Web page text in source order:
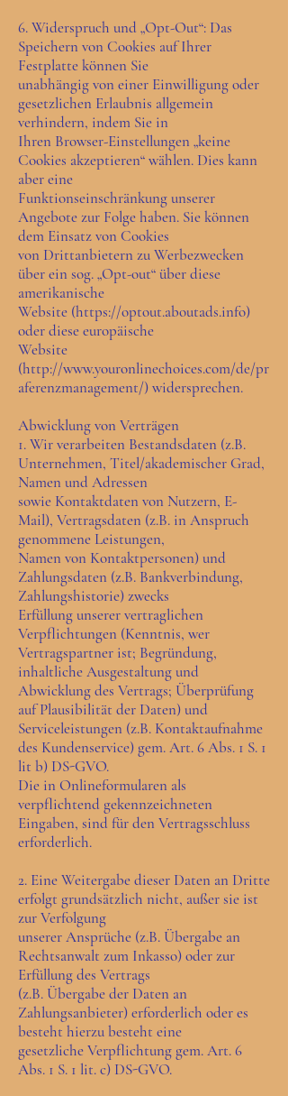
6. Widerspruch und „Opt-Out“: Das
Speichern von Cookies auf Ihrer
Festplatte können Sie
unabhängig von einer Einwilligung oder
gesetzlichen Erlaubnis allgemein
verhindern, indem Sie in
Ihren Browser-Einstellungen „keine
Cookies akzeptieren“ wählen. Dies kann
aber eine
Funktionseinschränkung unserer
Angebote zur Folge haben. Sie können
dem Einsatz von Cookies
von Drittanbietern zu Werbezwecken
über ein sog. „Opt-out“ über diese
amerikanische
Website (https://optout.aboutads.info)
oder diese europäische
Website
(http://www.youronlinechoices.com/de/pr
aferenzmanagement/) widersprechen.
Abwicklung von Verträgen
1. Wir verarbeiten Bestandsdaten (z.B.
Unternehmen, Titel/akademischer Grad,
Namen und Adressen
sowie Kontaktdaten von Nutzern, E-
Mail), Vertragsdaten (z.B. in Anspruch
genommene Leistungen,
Namen von Kontaktpersonen) und
Zahlungsdaten (z.B. Bankverbindung,
Zahlungshistorie) zwecks
Erfüllung unserer vertraglichen
Verpflichtungen (Kenntnis, wer
Vertragspartner ist; Begründung,
inhaltliche Ausgestaltung und
Abwicklung des Vertrags; Überprüfung
auf Plausibilität der Daten) und
Serviceleistungen (z.B. Kontaktaufnahme
des Kundenservice) gem. Art. 6 Abs. 1 S. 1
lit b) DS-GVO.
Die in Onlineformularen als
verpflichtend gekennzeichneten
Eingaben, sind für den Vertragsschluss
erforderlich.
2. Eine Weitergabe dieser Daten an Dritte
erfolgt grundsätzlich nicht, außer sie ist
zur Verfolgung
unserer Ansprüche (z.B. Übergabe an
Rechtsanwalt zum Inkasso) oder zur
Erfüllung des Vertrags
(z.B. Übergabe der Daten an
Zahlungsanbieter) erforderlich oder es
besteht hierzu besteht eine
gesetzliche Verpflichtung gem. Art. 6
Abs. 1 S. 1 lit. c) DS-GVO.